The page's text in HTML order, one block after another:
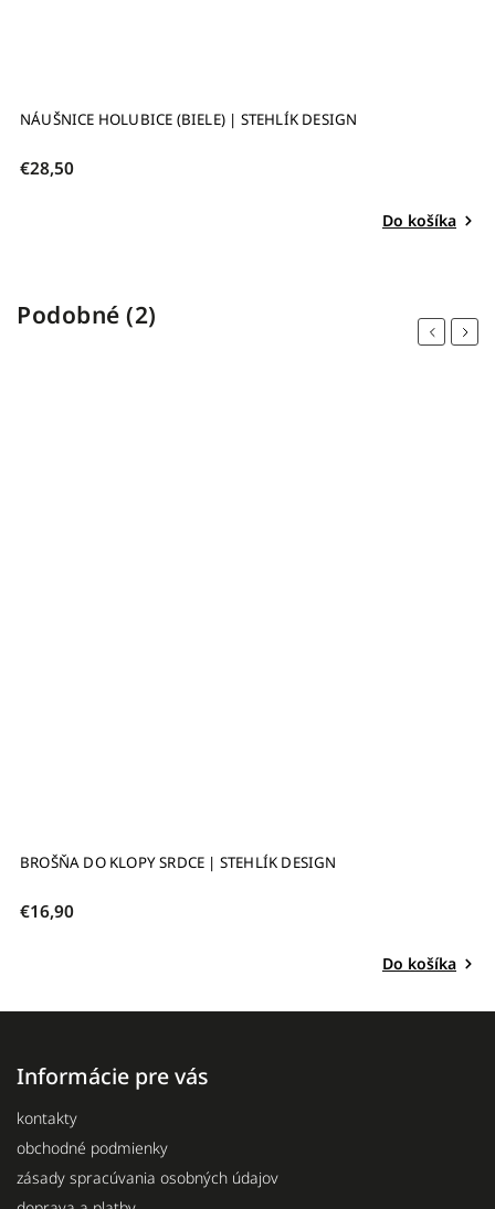
NÁUŠNICE HOLUBICE (BIELE) | STEHLÍK DESIGN
€28,50
Do košíka
Podobné (2)
Previous
BROŠŇA DO KLOPY SRDCE | STEHLÍK DESIGN
€16,90
Do košíka
Next
Informácie pre vás
kontakty
obchodné podmienky
zásady spracúvania osobných údajov